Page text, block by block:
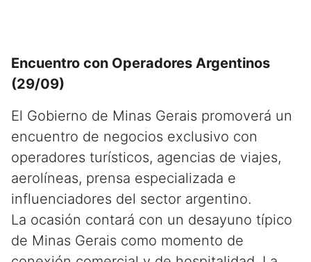
Encuentro con Operadores Argentinos
(29/09)
El Gobierno de Minas Gerais promoverá un
encuentro de negocios exclusivo con
operadores turísticos, agencias de viajes,
aerolíneas, prensa especializada e
influenciadores del sector argentino.
La ocasión contará con un desayuno típico
de Minas Gerais como momento de